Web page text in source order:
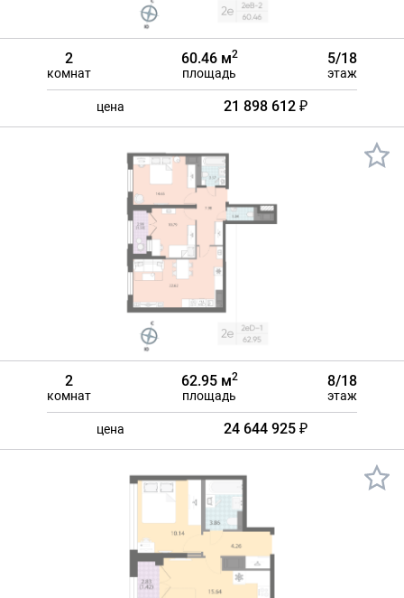
2
комнат
60.46 м2
площадь
5/18
этаж
цена 21 898 612 ₽
2
комнат
62.95 м2
площадь
8/18
этаж
цена 24 644 925 ₽